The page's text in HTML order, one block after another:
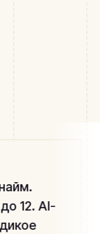
12. AI-